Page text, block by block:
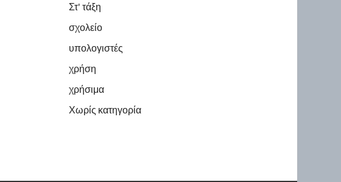
Στ' τάξη
σχολείο
υπολογιστές
χρήση
χρήσιμα
Χωρίς κατηγορία